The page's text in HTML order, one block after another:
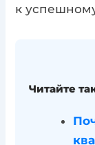
к
Читайте